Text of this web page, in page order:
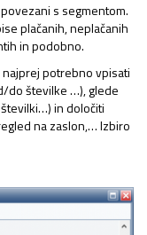
s segmentom.
plačanih, neplačanih
in podobno.
potrebno vpisati
do številke …), glede
in določiti
na zaslon,… Izbiro